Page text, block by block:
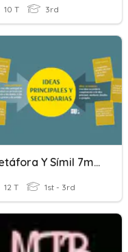
10 T 3rd
Metáfora Y Símil 7mo UEBF
12 T 1st - 3rd